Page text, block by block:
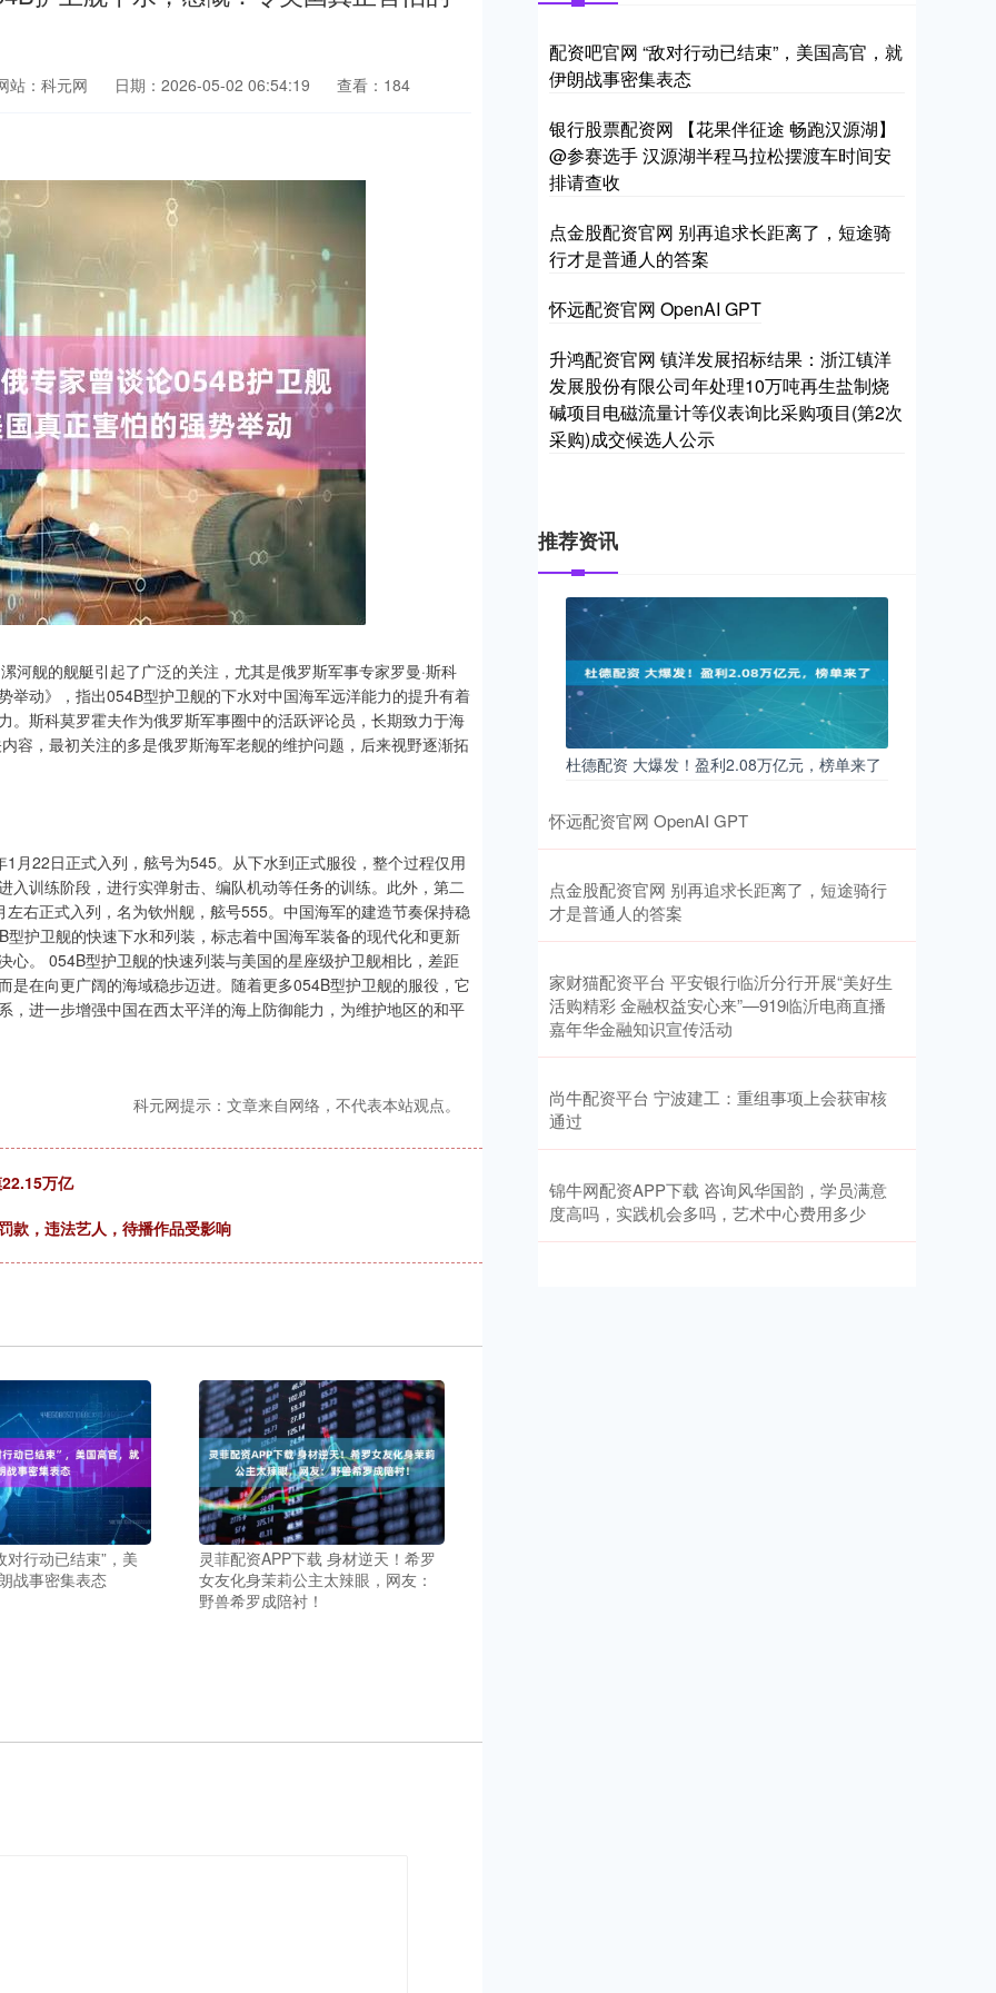
站：科元网 日期：2026-05-02 06:54:19 查看：184
舰的舰艇引起了广泛的关注，尤其是俄罗斯军事专家罗曼·斯科
动》，指出054B型护卫舰的下水对中国海军远洋能力的提升有着
斯科莫罗霍夫作为俄罗斯军事圈中的活跃评论员，长期致力于海
容，最初关注的多是俄罗斯海军老舰的维护问题，后来视野逐渐拓
月22日正式入列，舷号为545。从下水到正式服役，整个过程仅用
训练阶段，进行实弹射击、编队机动等任务的训练。此外，第二
右正式入列，名为钦州舰，舷号555。中国海军的建造节奏保持稳
护卫舰的快速下水和列装，标志着中国海军装备的现代化和更新
。 054B型护卫舰的快速列装与美国的星座级护卫舰相比，差距
在向更广阔的海域稳步迈进。随着更多054B型护卫舰的服役，它
进一步增强中国在西太平洋的海上防御能力，为维护地区的和平
科元网提示：文章来自网络，不代表本站观点。
万亿
款，违法艺人，待播作品受影响
对行动已结束”，美
战事密集表态
灵菲配资APP下载 身材逆天！希罗
女友化身茉莉公主太辣眼，网友：
野兽希罗成陪衬！
配资吧官网 “敌对行动已结束”，美国高官，就
伊朗战事密集表态
银行股票配资网 【花果伴征途 畅跑汉源湖】
@参赛选手 汉源湖半程马拉松摆渡车时间安
排请查收
点金股配资官网 别再追求长距离了，短途骑
行才是普通人的答案
怀远配资官网 OpenAI GPT
升鸿配资官网 镇洋发展招标结果：浙江镇洋
发展股份有限公司年处理10万吨再生盐制烧
碱项目电磁流量计等仪表询比采购项目(第2次
采购)成交候选人公示
推荐资讯
杜德配资 大爆发！盈利2.08万亿元，榜单来了
怀远配资官网 OpenAI GPT
点金股配资官网 别再追求长距离了，短途骑行
才是普通人的答案
家财猫配资平台 平安银行临沂分行开展“美好生
活购精彩 金融权益安心来”—919临沂电商直播
嘉年华金融知识宣传活动
尚牛配资平台 宁波建工：重组事项上会获审核
通过
锦牛网配资APP下载 咨询风华国韵，学员满意
度高吗，实践机会多吗，艺术中心费用多少